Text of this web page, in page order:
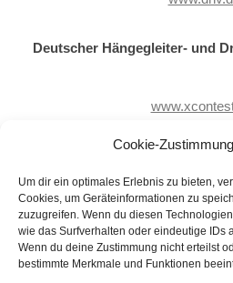
Cookie-
Um dir ein optimales Erlebnis zu bieten,
Cookies, um Geräteinformationen zu
zuzugreifen. Wenn du diesen
wie das Surfverhalten oder eindeutige IDs
Wenn du deine Zustimmung nicht erteilst
bestimmte Merkmale und Funktionen
Deutscher Hängegleiter- und
Cross Country
Deutscher